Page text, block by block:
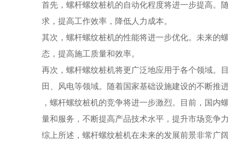
首先，螺杆螺纹桩机的自动化程度将进一步提高。
求，提高工作效率，降低人力成本。
其次，螺杆螺纹桩机的性能将进一步优化。未来的
态，提高施工质量和效率。
再次，螺杆螺纹桩机将更广泛地应用于各个领域。
田、风电等领域。随着国家基础设施建设的不断推
，螺杆螺纹桩机的竞争将进一步激烈。目前，国
量和服务，不断提高产品技术水平，提升市场竞争
综上所述，螺杆螺纹桩机在未来的发展前景非常广